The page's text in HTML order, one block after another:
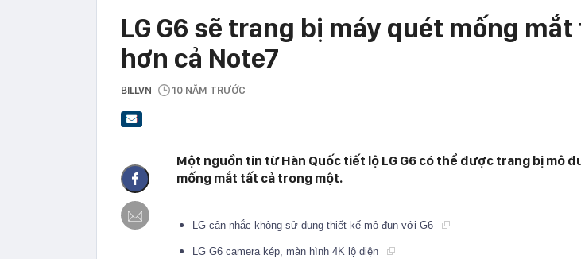
LG G6 sẽ trang bị máy quét mống
hơn cả Note7
BILLVN 10 NĂM TRƯỚC
Một nguồn tin từ Hàn Quốc tiết lộ LG G6 có thể được trang bị mô
mống mắt tất cả trong một.
LG cân nhắc không sử dụng thiết kế mô-đun với G6
LG G6 camera kép, màn hình 4K lộ diện